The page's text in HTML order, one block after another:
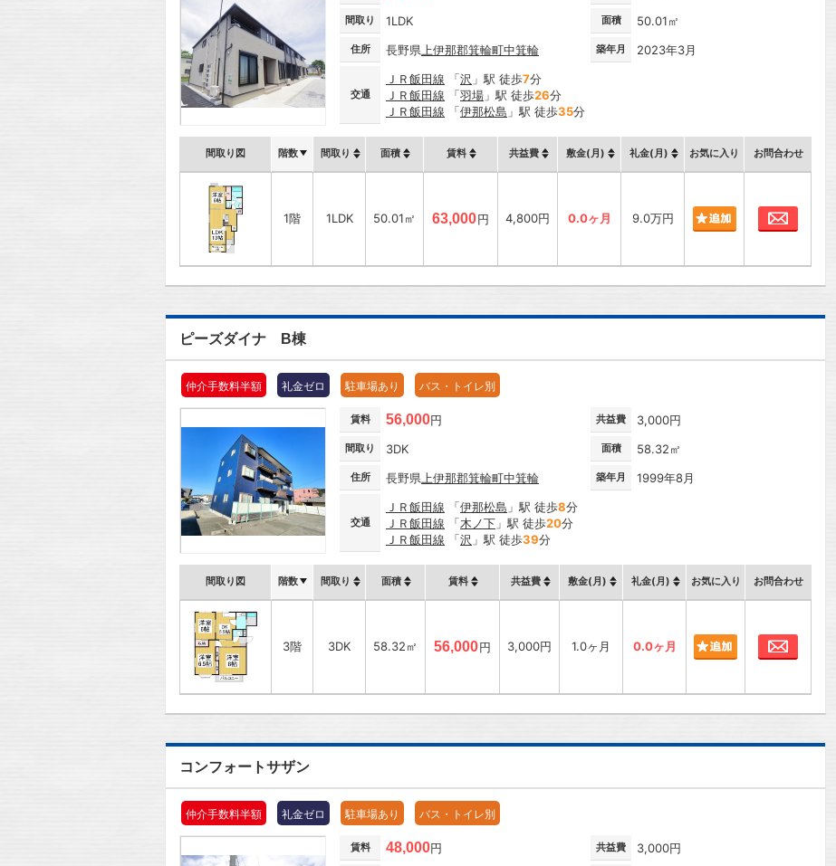
間取り 1LDK 面積 50.01㎡
住所 長野県 上伊那郡箕輪町中箕輪 築年月 2023年3月
交通
ＪＲ飯田線 「沢 」駅 徒歩7分
ＪＲ飯田線 「羽場 」駅 徒歩26分
ＪＲ飯田線 「伊那松島 」駅 徒歩35分
間取り図 階数 間取り 面積 賃料 共益費 敷金(月) 礼金(月) お気に入り お問合わせ
1階 1LDK 50.01㎡ 63,000円 4,800円 0.0ヶ月 9.0万円 お問合
ピーズダイナ B棟
仲介手数料半額 礼金ゼロ 駐車場あり バス・トイレ別
賃料 56,000円 共益費 3,000円
間取り 3DK 面積 58.32㎡
住所 長野県 上伊那郡箕輪町中箕輪 築年月 1999年8月
交通
ＪＲ飯田線 「伊那松島 」駅 徒歩8分
ＪＲ飯田線 「木ノ下 」駅 徒歩20分
ＪＲ飯田線 「沢 」駅 徒歩39分
間取り図 階数 間取り 面積 賃料 共益費 敷金(月) 礼金(月) お気に入り お問合わせ
3階 3DK 58.32㎡ 56,000円 3,000円 1.0ヶ月 0.0ヶ月 お問
コンフォートサザン
仲介手数料半額 礼金ゼロ 駐車場あり バス・トイレ別
賃料 48,000円 共益費 3,000円